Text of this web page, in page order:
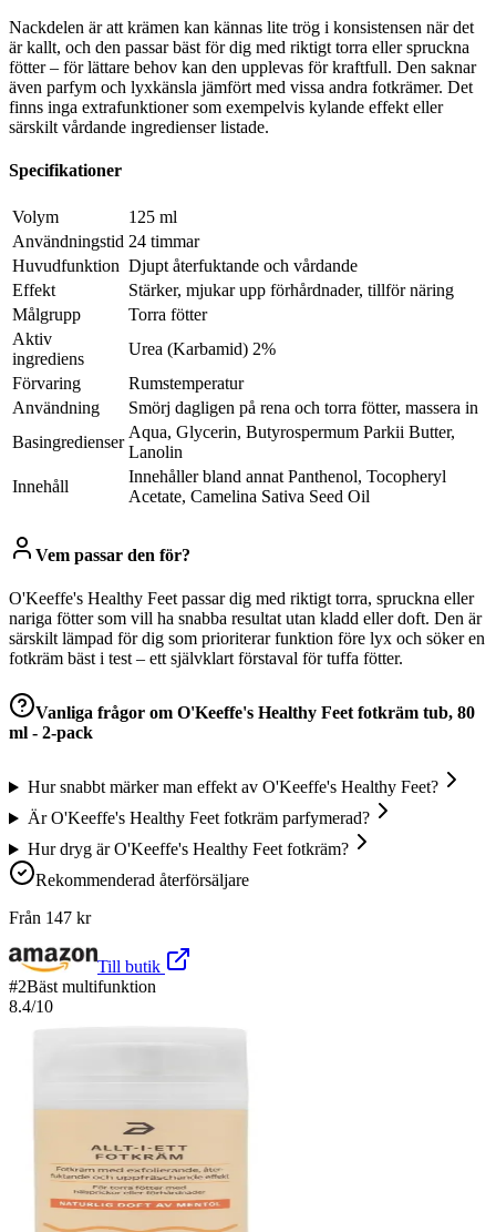
Nackdelen är att krämen kan kännas lite trög i konsistensen när det
är kallt, och den passar bäst för dig med riktigt torra eller spruckna
fötter – för lättare behov kan den upplevas för kraftfull. Den saknar
även parfym och lyxkänsla jämfört med vissa andra fotkrämer. Det
finns inga extrafunktioner som exempelvis kylande effekt eller
särskilt vårdande ingredienser listade.
Specifikationer
Volym
125 ml
Användningstid 24 timmar
Huvudfunktion Djupt återfuktande och vårdande
Effekt
Stärker, mjukar upp förhårdnader, tillför näring
Målgrupp
Torra fötter
Aktiv
ingrediens
Urea (Karbamid) 2%
Förvaring
Rumstemperatur
Användning
Smörj dagligen på rena och torra fötter, massera in
Basingredienser
Aqua, Glycerin, Butyrospermum Parkii Butter,
Lanolin
Innehåll
Innehåller bland annat Panthenol, Tocopheryl
Acetate, Camelina Sativa Seed Oil
Vem passar den för?
O'Keeffe's Healthy Feet passar dig med riktigt torra, spruckna eller
nariga fötter som vill ha snabba resultat utan kladd eller doft. Den är
särskilt lämpad för dig som prioriterar funktion före lyx och söker en
fotkräm bäst i test – ett självklart förstaval för tuffa fötter.
Vanliga frågor om O'Keeffe's Healthy Feet fotkräm tub, 80
ml - 2-pack
Hur snabbt märker man effekt av O'Keeffe's Healthy Feet?
Är O'Keeffe's Healthy Feet fotkräm parfymerad?
Hur dryg är O'Keeffe's Healthy Feet fotkräm?
Rekommenderad återförsäljare
Från 147 kr
Till butik
#2Bäst multifunktion
8.4/10